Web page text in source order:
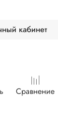
кабинет
Сравнение